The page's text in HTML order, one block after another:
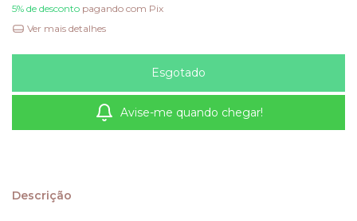
5% de desconto pagando com Pix
Ver mais detalhes
Avise-me quando chegar!
Descrição